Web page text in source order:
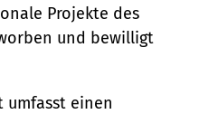
Projekte des
und bewilligt
umfasst einen